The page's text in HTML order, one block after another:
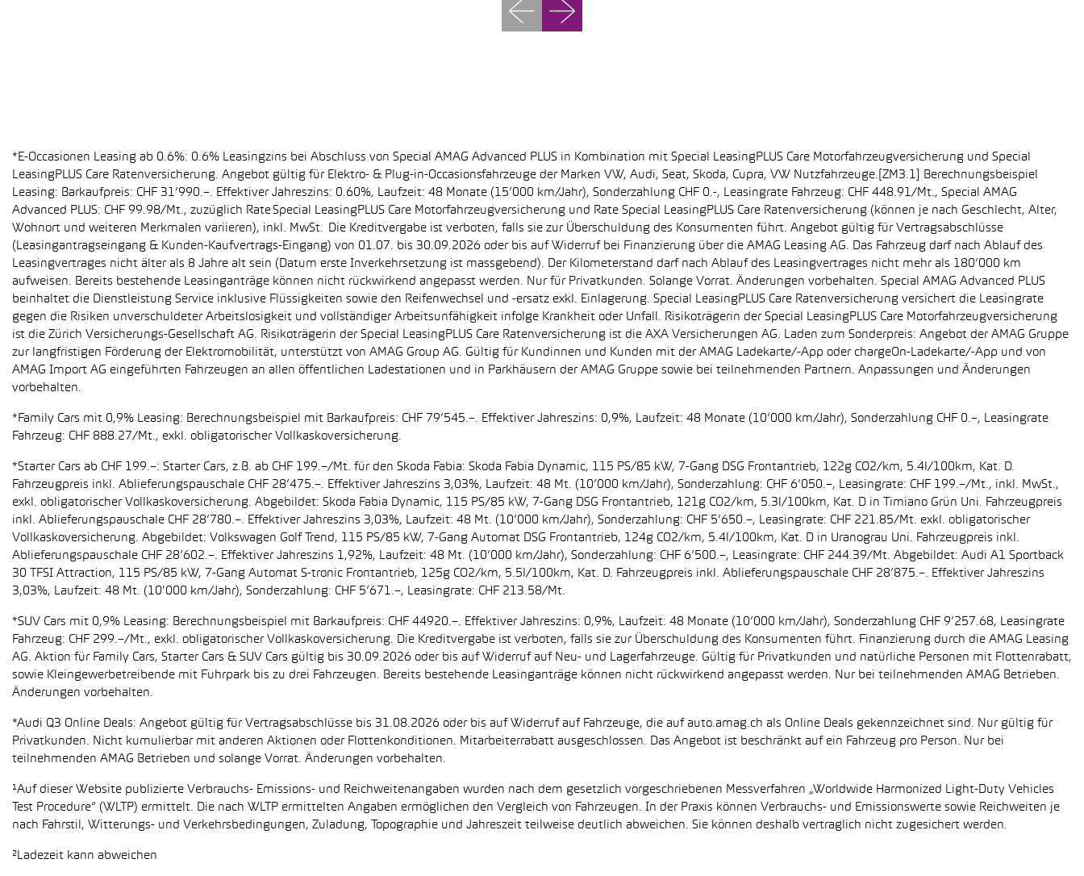
*E-Occasionen Leasing ab 0.6%: 0.6% Leasingzins bei Abschluss von Special AMAG Advanced PLUS in Kombination mit Special LeasingPLUS Care Motorfahrzeugversicherung und Special
LeasingPLUS Care Ratenversicherung. Angebot gültig für Elektro- & Plug-in-Occasionsfahrzeuge der Marken VW, Audi, Seat, Skoda, Cupra, VW Nutzfahrzeuge.[ZM3.1] Berechnungsbeispiel
Leasing: Barkaufpreis: CHF 31’990.–. Effektiver Jahreszins: 0.60%, Laufzeit: 48 Monate (15’000 km/Jahr), Sonderzahlung CHF 0.-, Leasingrate Fahrzeug: CHF 448.91/Mt., Special AMAG
Advanced PLUS: CHF 99.98/Mt., zuzüglich Rate Special LeasingPLUS Care Motorfahrzeugversicherung und Rate Special LeasingPLUS Care Ratenversicherung (können je nach Geschlecht, Alter,
Wohnort und weiteren Merkmalen variieren), inkl. MwSt. Die Kreditvergabe ist verboten, falls sie zur Überschuldung des Konsumenten führt. Angebot gültig für Vertragsabschlüsse
(Leasingantragseingang & Kunden-Kaufvertrags-Eingang) von 01.07. bis 30.09.2026 oder bis auf Widerruf bei Finanzierung über die AMAG Leasing AG. Das Fahrzeug darf nach Ablauf des
Leasingvertrages nicht älter als 8 Jahre alt sein (Datum erste Inverkehrsetzung ist massgebend). Der Kilometerstand darf nach Ablauf des Leasingvertrages nicht mehr als 180’000 km
aufweisen. Bereits bestehende Leasinganträge können nicht rückwirkend angepasst werden. Nur für Privatkunden. Solange Vorrat. Änderungen vorbehalten. Special AMAG Advanced PLUS
beinhaltet die Dienstleistung Service inklusive Flüssigkeiten sowie den Reifenwechsel und -ersatz exkl. Einlagerung. Special LeasingPLUS Care Ratenversicherung versichert die Leasingrate
gegen die Risiken unverschuldeter Arbeitslosigkeit und vollständiger Arbeitsunfähigkeit infolge Krankheit oder Unfall. Risikoträgerin der Special LeasingPLUS Care Motorfahrzeugversicherung
ist die Zürich Versicherungs-Gesellschaft AG. Risikoträgerin der Special LeasingPLUS Care Ratenversicherung ist die AXA Versicherungen AG. Laden zum Sonderpreis: Angebot der AMAG Gruppe
zur langfristigen Förderung der Elektromobilität, unterstützt von AMAG Group AG. Gültig für Kundinnen und Kunden mit der AMAG Ladekarte/-App oder chargeOn-Ladekarte/-App und von
AMAG Import AG eingeführten Fahrzeugen an allen öffentlichen Ladestationen und in Parkhäusern der AMAG Gruppe sowie bei teilnehmenden Partnern. Anpassungen und Änderungen
vorbehalten.
*Family Cars mit 0,9% Leasing: Berechnungsbeispiel mit Barkaufpreis: CHF 79’545.–. Effektiver Jahreszins: 0,9%, Laufzeit: 48 Monate (10’000 km/Jahr), Sonderzahlung CHF 0.–, Leasingrate
Fahrzeug: CHF 888.27/Mt., exkl. obligatorischer Vollkaskoversicherung.
*Starter Cars ab CHF 199.–: Starter Cars, z.B. ab CHF 199.–/Mt. für den Skoda Fabia: Skoda Fabia Dynamic, 115 PS/85 kW, 7-Gang DSG Frontantrieb, 122g CO2/km, 5.4l/100km, Kat. D.
Fahrzeugpreis inkl. Ablieferungspauschale CHF 28’475.–. Effektiver Jahreszins 3,03%, Laufzeit: 48 Mt. (10’000 km/Jahr), Sonderzahlung: CHF 6’050.–, Leasingrate: CHF 199.–/Mt., inkl. MwSt.,
exkl. obligatorischer Vollkaskoversicherung. Abgebildet: Skoda Fabia Dynamic, 115 PS/85 kW, 7-Gang DSG Frontantrieb, 121g CO2/km, 5.3l/100km, Kat. D in Timiano Grün Uni. Fahrzeugpreis
inkl. Ablieferungspauschale CHF 28’780.–. Effektiver Jahreszins 3,03%, Laufzeit: 48 Mt. (10’000 km/Jahr), Sonderzahlung: CHF 5’650.–, Leasingrate: CHF 221.85/Mt. exkl. obligatorischer
Vollkaskoversicherung. Abgebildet: Volkswagen Golf Trend, 115 PS/85 kW, 7-Gang Automat DSG Frontantrieb, 124g CO2/km, 5.4l/100km, Kat. D in Uranograu Uni. Fahrzeugpreis inkl.
Ablieferungspauschale CHF 28’602.–. Effektiver Jahreszins 1,92%, Laufzeit: 48 Mt. (10’000 km/Jahr), Sonderzahlung: CHF 6’500.–, Leasingrate: CHF 244.39/Mt. Abgebildet: Audi A1 Sportback
30 TFSI Attraction, 115 PS/85 kW, 7-Gang Automat S-tronic Frontantrieb, 125g CO2/km, 5.5l/100km, Kat. D. Fahrzeugpreis inkl. Ablieferungspauschale CHF 28’875.–. Effektiver Jahreszins
3,03%, Laufzeit: 48 Mt. (10'000 km/Jahr), Sonderzahlung: CHF 5’671.–, Leasingrate: CHF 213.58/Mt.
*SUV Cars mit 0,9% Leasing: Berechnungsbeispiel mit Barkaufpreis: CHF 44920.–. Effektiver Jahreszins: 0,9%, Laufzeit: 48 Monate (10’000 km/Jahr), Sonderzahlung CHF 9’257.68, Leasingrate
Fahrzeug: CHF 299.–/Mt., exkl. obligatorischer Vollkaskoversicherung. Die Kreditvergabe ist verboten, falls sie zur Überschuldung des Konsumenten führt. Finanzierung durch die AMAG Leasing
AG. Aktion für Family Cars, Starter Cars & SUV Cars gültig bis 30.09.2026 oder bis auf Widerruf auf Neu- und Lagerfahrzeuge. Gültig für Privatkunden und natürliche Personen mit Flottenrabatt,
sowie Kleingewerbetreibende mit Fuhrpark bis zu drei Fahrzeugen. Bereits bestehende Leasinganträge können nicht rückwirkend angepasst werden. Nur bei teilnehmenden AMAG Betrieben.
Änderungen vorbehalten.
*Audi Q3 Online Deals: Angebot gültig für Vertragsabschlüsse bis 31.08.2026 oder bis auf Widerruf auf Fahrzeuge, die auf auto.amag.ch als Online Deals gekennzeichnet sind. Nur gültig für
Privatkunden. Nicht kumulierbar mit anderen Aktionen oder Flottenkonditionen. Mitarbeiterrabatt ausgeschlossen. Das Angebot ist beschränkt auf ein Fahrzeug pro Person. Nur bei
teilnehmenden AMAG Betrieben und solange Vorrat. Änderungen vorbehalten.
¹Auf dieser Website publizierte Verbrauchs- Emissions- und Reichweitenangaben wurden nach dem gesetzlich vorgeschriebenen Messverfahren „Worldwide Harmonized Light-Duty Vehicles
Test Procedure“ (WLTP) ermittelt. Die nach WLTP ermittelten Angaben ermöglichen den Vergleich von Fahrzeugen. In der Praxis können Verbrauchs- und Emissionswerte sowie Reichweiten je
nach Fahrstil, Witterungs- und Verkehrsbedingungen, Zuladung, Topographie und Jahreszeit teilweise deutlich abweichen. Sie können deshalb vertraglich nicht zugesichert werden.
²Ladezeit kann abweichen